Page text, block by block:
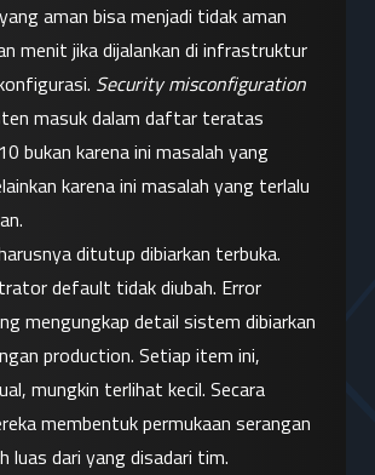
aman bisa menjadi tidak aman
menit jika dijalankan di infrastruktur
Security misconfiguration
masuk dalam daftar teratas
bukan karena ini masalah yang
karena ini masalah yang terlalu
ditutup dibiarkan terbuka.
default tidak diubah. Error
mengungkap detail sistem dibiarkan
production. Setiap item ini,
mungkin terlihat kecil. Secara
membentuk permukaan serangan
luas dari yang disadari tim.